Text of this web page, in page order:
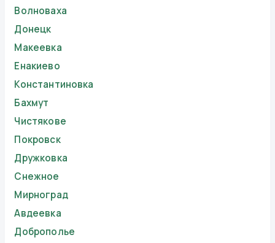
Волноваха
Донецк
Макеевка
Енакиево
Константиновка
Бахмут
Чистякове
Покровск
Дружковка
Снежное
Мирноград
Авдеевка
Доброполье